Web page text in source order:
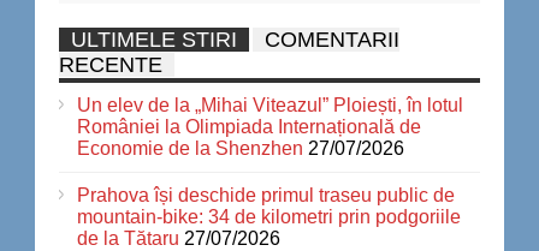
ULTIMELE STIRI
COMENTARII
RECENTE
Un elev de la „Mihai Viteazul” Ploiești, în lotul
României la Olimpiada Internațională de
Economie de la Shenzhen 27/07/2026
Prahova își deschide primul traseu public de
mountain-bike: 34 de kilometri prin podgoriile
de la Tătaru 27/07/2026